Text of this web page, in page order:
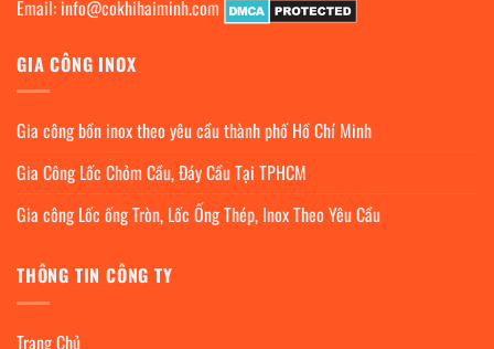
Email: info@cokhihaiminh.com
GIA CÔNG INOX
Gia công bồn inox theo yêu cầu thành phố Hồ Chí Minh
Gia Công Lốc Chỏm Cầu, Đáy Cầu Tại TPHCM
Gia công Lốc ống Tròn, Lốc Ống Thép, Inox Theo Yêu Cầu
THÔNG TIN CÔNG TY
Trang Chủ